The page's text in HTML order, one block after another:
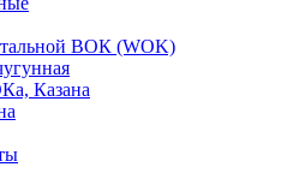
ВОК (WOK)
Казана